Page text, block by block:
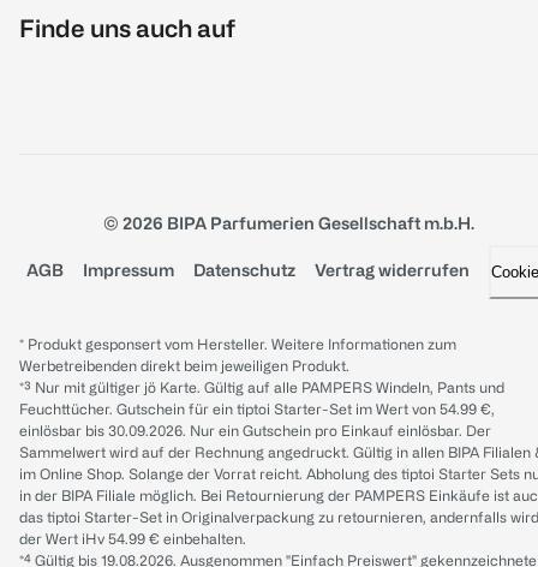
Finde uns auch auf
© 2026 BIPA Parfumerien Gesellschaft m.b.H.
AGB Impressum Datenschutz Vertrag widerrufen
* Produkt gesponsert vom Hersteller. Weitere Informationen zum
Werbetreibenden direkt beim jeweiligen Produkt.
*³ Nur mit gültiger jö Karte. Gültig auf alle PAMPERS Windeln, Pants und
Feuchttücher. Gutschein für ein tiptoi Starter-Set im Wert von 54.99 €,
einlösbar bis 30.09.2026. Nur ein Gutschein pro Einkauf einlösbar. Der
Sammelwert wird auf der Rechnung angedruckt. Gültig in allen BIPA Filialen
im Online Shop. Solange der Vorrat reicht. Abholung des tiptoi Starter Sets
in der BIPA Filiale möglich. Bei Retournierung der PAMPERS Einkäufe ist
das tiptoi Starter-Set in Originalverpackung zu retournieren, andernfalls wird
der Wert iHv 54.99 € einbehalten.
*⁴ Gültig bis 19.08.2026. Ausgenommen "Einfach Preiswert" gekennzeichnete